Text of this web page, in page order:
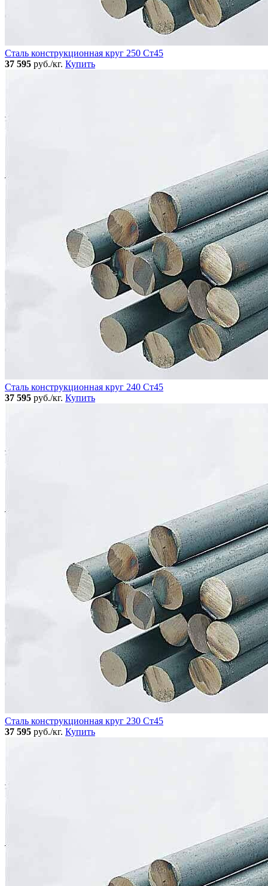
Сталь конструкционная круг 250 Ст45
37 595 руб./кг. Купить
Сталь конструкционная круг 240 Ст45
37 595 руб./кг. Купить
Сталь конструкционная круг 230 Ст45
37 595 руб./кг. Купить